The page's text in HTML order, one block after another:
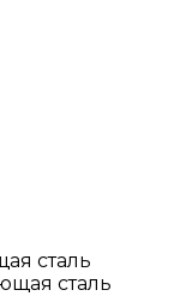
сталь
сталь